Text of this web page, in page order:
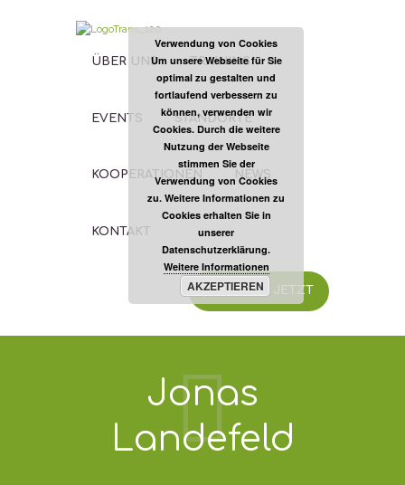
ÜBER UNS TRAINING
EVENTS STANDORTE
KOOPERATIONEN NEWS
KONTAKT
TRAINIERE JETZT
Jonas
Landefeld
Verwendung von Cookies
Um unsere Webseite für Sie
optimal zu gestalten und
fortlaufend verbessern zu
können, verwenden wir
Cookies. Durch die weitere
Nutzung der Webseite
stimmen Sie der
Verwendung von Cookies
zu. Weitere Informationen zu
Cookies erhalten Sie in
unserer
Datenschutzerklärung.
Weitere Informationen
AKZEPTIEREN